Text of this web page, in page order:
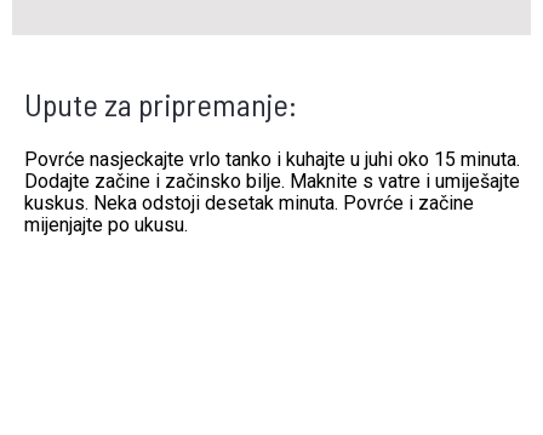
Upute za pripremanje:
Povrće nasjeckajte vrlo tanko i kuhajte u juhi oko 15 minuta.
Dodajte začine i začinsko bilje. Maknite s vatre i umiješajte
kuskus. Neka odstoji desetak minuta. Povrće i začine
mijenjajte po ukusu.